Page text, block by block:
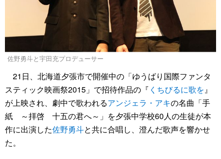
佐野勇斗と宇田充プロデューサー
21日、北海道夕張市で開催中の「ゆうばり国際ファンタ
スティック映画祭2015」で招待作品の『 くちびるに歌を』
が上映され、劇中で歌われるアンジェラ・アキの名曲「手
紙 ～拝啓 十五の君へ～」を夕張中学校60人の生徒が本
作に出演した佐野勇斗と共に合唱し、澄んだ歌声を響かせ
た。